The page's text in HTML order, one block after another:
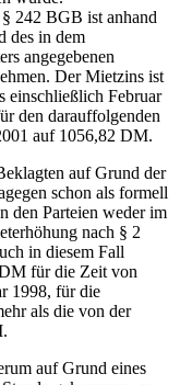
242 BGB ist anhand
des in dem
angegebenen
Der Mietzins ist
einschließlich Februar
den darauffolgenden
auf 1056,82 DM.
auf Grund der
schon als formell
den Parteien weder im
nach § 2
in diesem Fall
für die Zeit von
1998, für die
als die von der
auf Grund eines